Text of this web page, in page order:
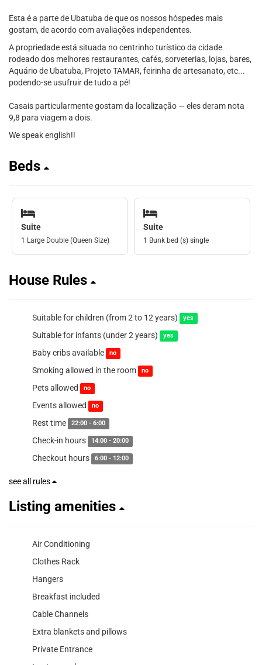
Esta é a parte de Ubatuba de que os nossos hóspedes mais
gostam, de acordo com avaliações independentes.
A propriedade está situada no centrinho turístico da cidade
rodeado dos melhores restaurantes, cafés, sorveterias, lojas, bares,
Aquário de Ubatuba, Projeto TAMAR, feirinha de artesanato, etc...
podendo-se usufruir de tudo a pé!
Casais particularmente gostam da localização — eles deram nota
9,8 para viagem a dois.
We speak english!!
Beds
Suite
1 Large Double (Queen Size)
Suite
1 Bunk bed (s) single
House Rules
Suitable for children (from 2 to 12 years) yes
Suitable for infants (under 2 years) yes
Baby cribs available no
Smoking allowed in the room no
Pets allowed no
Events allowed no
Rest time 22:00 - 6:00
Check-in hours 14:00 - 20:00
Checkout hours 6:00 - 12:00
see all rules
Listing amenities
Air Conditioning
Clothes Rack
Hangers
Breakfast included
Cable Channels
Extra blankets and pillows
Private Entrance